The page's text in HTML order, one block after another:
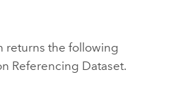
returns the following
Referencing Dataset.